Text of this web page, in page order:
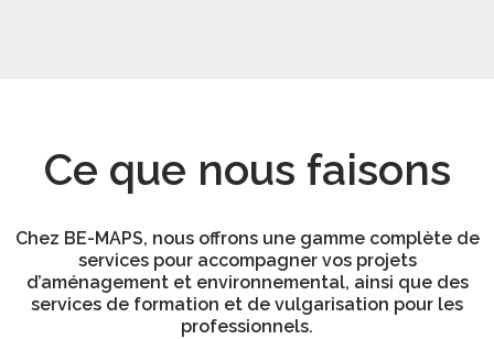
Ce que nous faisons
Chez BE-MAPS, nous offrons une gamme complète de
services pour accompagner vos projets
d’aménagement et environnemental, ainsi que des
services de formation et de vulgarisation pour les
professionnels.